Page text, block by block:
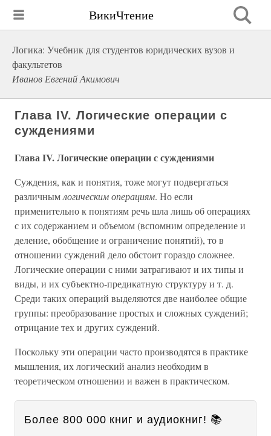
ВикиЧтение
Логика: Учебник для студентов юридических вузов и
факультетов
Иванов Евгений Акимович
Глава IV. Логические операции с
суждениями
Глава IV. Логические операции с суждениями
Суждения, как и понятия, тоже могут подвергаться
различнымлогическим операциям. Но если
применительно к понятиям речь шла лишь об операциях
с их содержанием и объемом (вспомним определение и
деление, обобщение и ограничение понятий), то в
отношении суждений дело обстоит гораздо сложнее.
Логические операции с ними затрагивают и их типы и
виды, и их субъектно-предикатную структуру и т. д.
Среди таких операций выделяются две наиболее общие
группы: преобразование простых и сложных суждений;
отрицание тех и других суждений.
Поскольку эти операции часто производятся в практике
мышления, их логический анализ необходим в
теоретическом отношении и важен в практическом.
Более 800 000 книг и аудиокниг! 📚